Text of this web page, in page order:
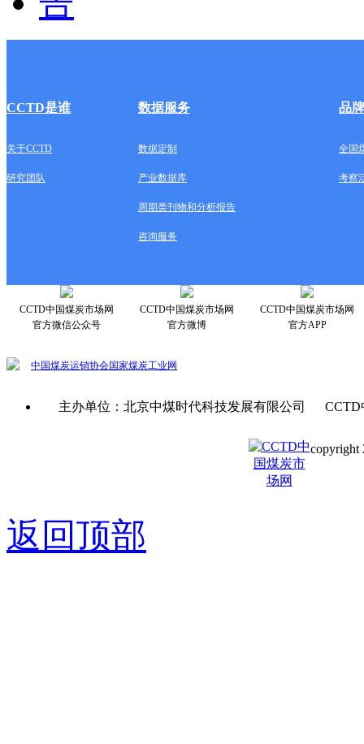
CCTD是谁 数据服务 品
关于CCTD 数据定制 全国
研究团队 产业数据库 考察
周期类刊物和分析报告
咨询服务
CCTD中国煤炭市场网
官方微信公众号
CCTD中国煤炭市场网
官方微博
CCTD中国煤炭市场网
官方APP
中国煤炭运销协会国家煤炭工业网
主办单位：北京中煤时代科技发展有限公司
copyright
返回顶部